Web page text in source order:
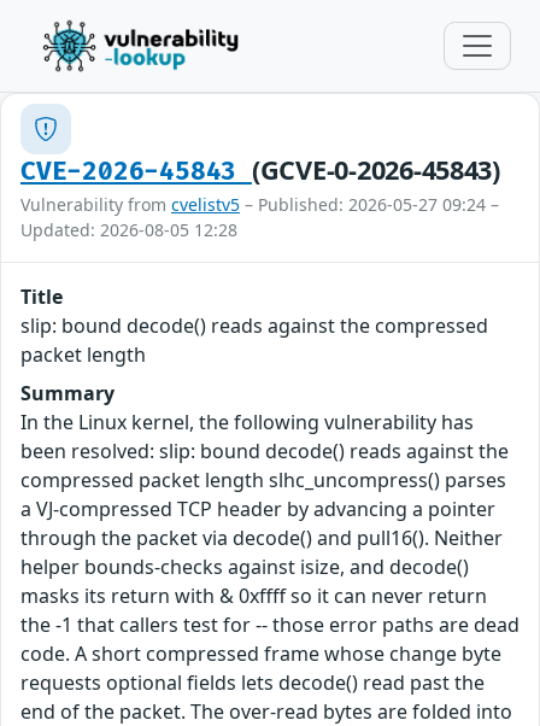
CVE-2026-45843 (GCVE-0-2026-45843)
Vulnerability from cvelistv5 – Published: 2026-05-27 09:24 –
Updated: 2026-08-05 12:28
Title
slip: bound decode() reads against the compressed
packet length
Summary
In the Linux kernel, the following vulnerability has
been resolved: slip: bound decode() reads against the
compressed packet length slhc_uncompress() parses
a VJ-compressed TCP header by advancing a pointer
through the packet via decode() and pull16(). Neither
helper bounds-checks against isize, and decode()
masks its return with & 0xffff so it can never return
the -1 that callers test for -- those error paths are dead
code. A short compressed frame whose change byte
requests optional fields lets decode() read past the
end of the packet. The over-read bytes are folded into